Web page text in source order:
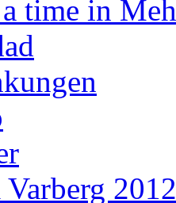
time in
2012